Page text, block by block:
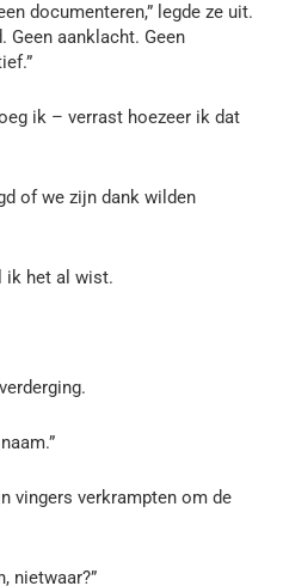
documenteren,” legde ze uit.
Geen aanklacht. Geen
ik – verrast hoezeer ik dat
of we zijn dank wilden
ik het al wist.
vingers verkrampten om de
nietwaar?”